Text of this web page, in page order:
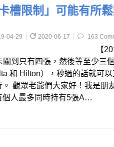
槽限制」可能有所
04-29 2020-06-17 163
【
關到只有四張，然後等至少三
和 Hilton），秒過的話就可
觀眾老爺們大家好！我是
人最多同時持有5張A…